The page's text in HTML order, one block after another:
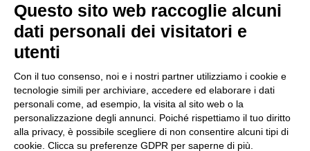
Codice Fiscale: 80021750163 | PEC:
info@pec.confindustriabergamo.it
CONFINDUSTRIA BERGAMO
ASSISTENZA & PRIVACY
Questo sito web raccoglie alcuni
dati personali dei visitatori e
utenti
Con il tuo consenso, noi e i nostri partner utilizziamo i cookie e
tecnologie simili per archiviare, accedere ed elaborare i dati
personali come, ad esempio, la visita al sito web o la
personalizzazione degli annunci. Poiché rispettiamo il tuo diritto
alla privacy, è possibile scegliere di non consentire alcuni tipi di
cookie. Clicca su preferenze GDPR per saperne di più.